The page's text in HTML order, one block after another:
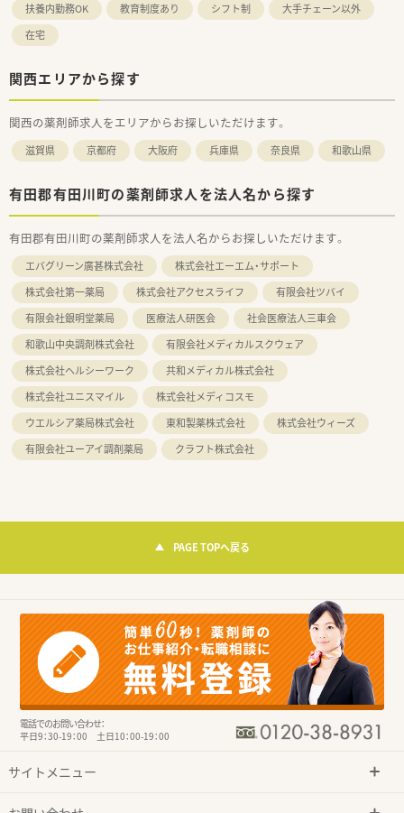
扶養内勤務OK
教育制度あり シフト制
大手チェーン以外
在宅
関西エリアから探す
関西の薬剤師求人をエリアからお探しいただけます。
滋賀県 京都府 大阪府 兵庫県 奈良県 和歌山県
有田郡有田川町の薬剤師求人を法人名から探す
有田郡有田川町の薬剤師求人を法人名からお探しいただけます。
エバグリーン廣甚株式会社
株式会社エーエム・サポート
株式会社第一薬局
株式会社アクセスライフ
有限会社ツバイ
有限会社銀明堂薬局
医療法人研医会
社会医療法人三車会
和歌山中央調剤株式会社
有限会社メディカルスクウェア
株式会社ヘルシーワーク
共和メディカル株式会社
株式会社ユニスマイル
株式会社メディコスモ
ウエルシア薬局株式会社
東和製薬株式会社
株式会社ウィーズ
有限会社ユーアイ調剤薬局
クラフト株式会社
PAGE TOPへ戻る
電話でのお問い合わせ：
平日9：30-19：00 土日10：00-19：00
サイトメニュー